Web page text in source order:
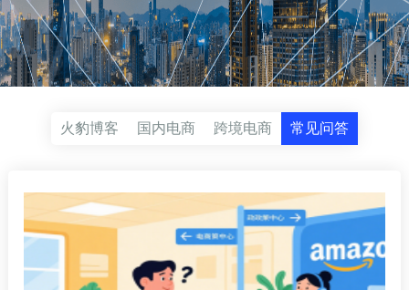
火豹博客 国内电商 跨境电商 常见问答